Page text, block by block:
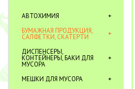
АВТОХИМИЯ
БУМАЖНАЯ ПРОДУКЦИЯ,
САЛФЕТКИ, СКАТЕРТИ
ДИСПЕНСЕРЫ,
КОНТЕЙНЕРЫ, БАКИ ДЛЯ
МУСОРА
МЕШКИ ДЛЯ МУСОРА